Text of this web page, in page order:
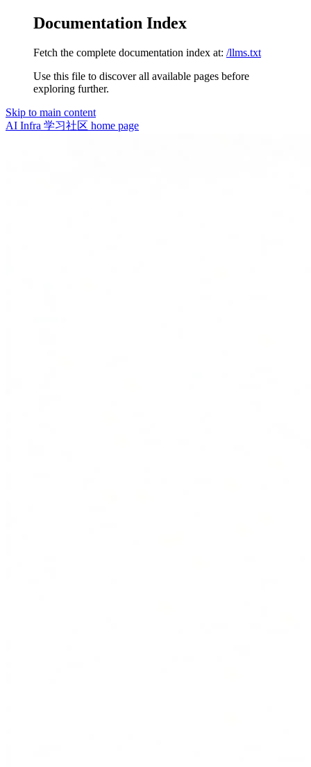
Documentation Index
Fetch the complete documentation index at: /llms.txt
Use this file to discover all available pages before
exploring further.
Skip to main content
AI Infra 学习社区 home page